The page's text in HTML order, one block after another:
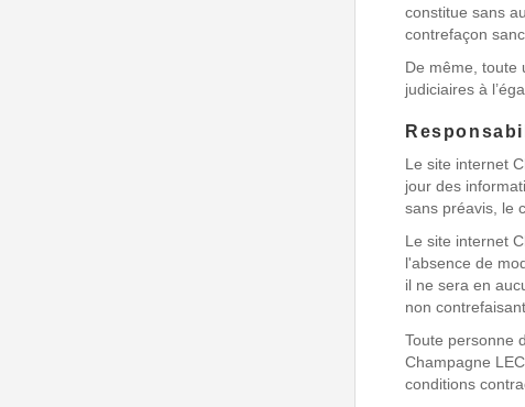
constitue sans
contrefaçon
De même, toute
judiciaires à
Le site internet
jour des
sans préavis, le
Le site internet
l'absence de
il ne sera en
non
Toute personne
Champagne
conditions